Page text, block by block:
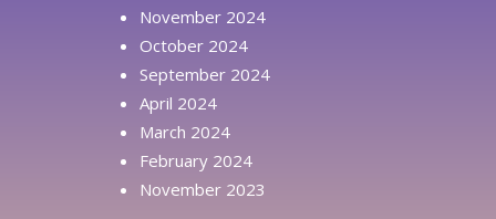
November 2024
October 2024
September 2024
April 2024
March 2024
February 2024
November 2023